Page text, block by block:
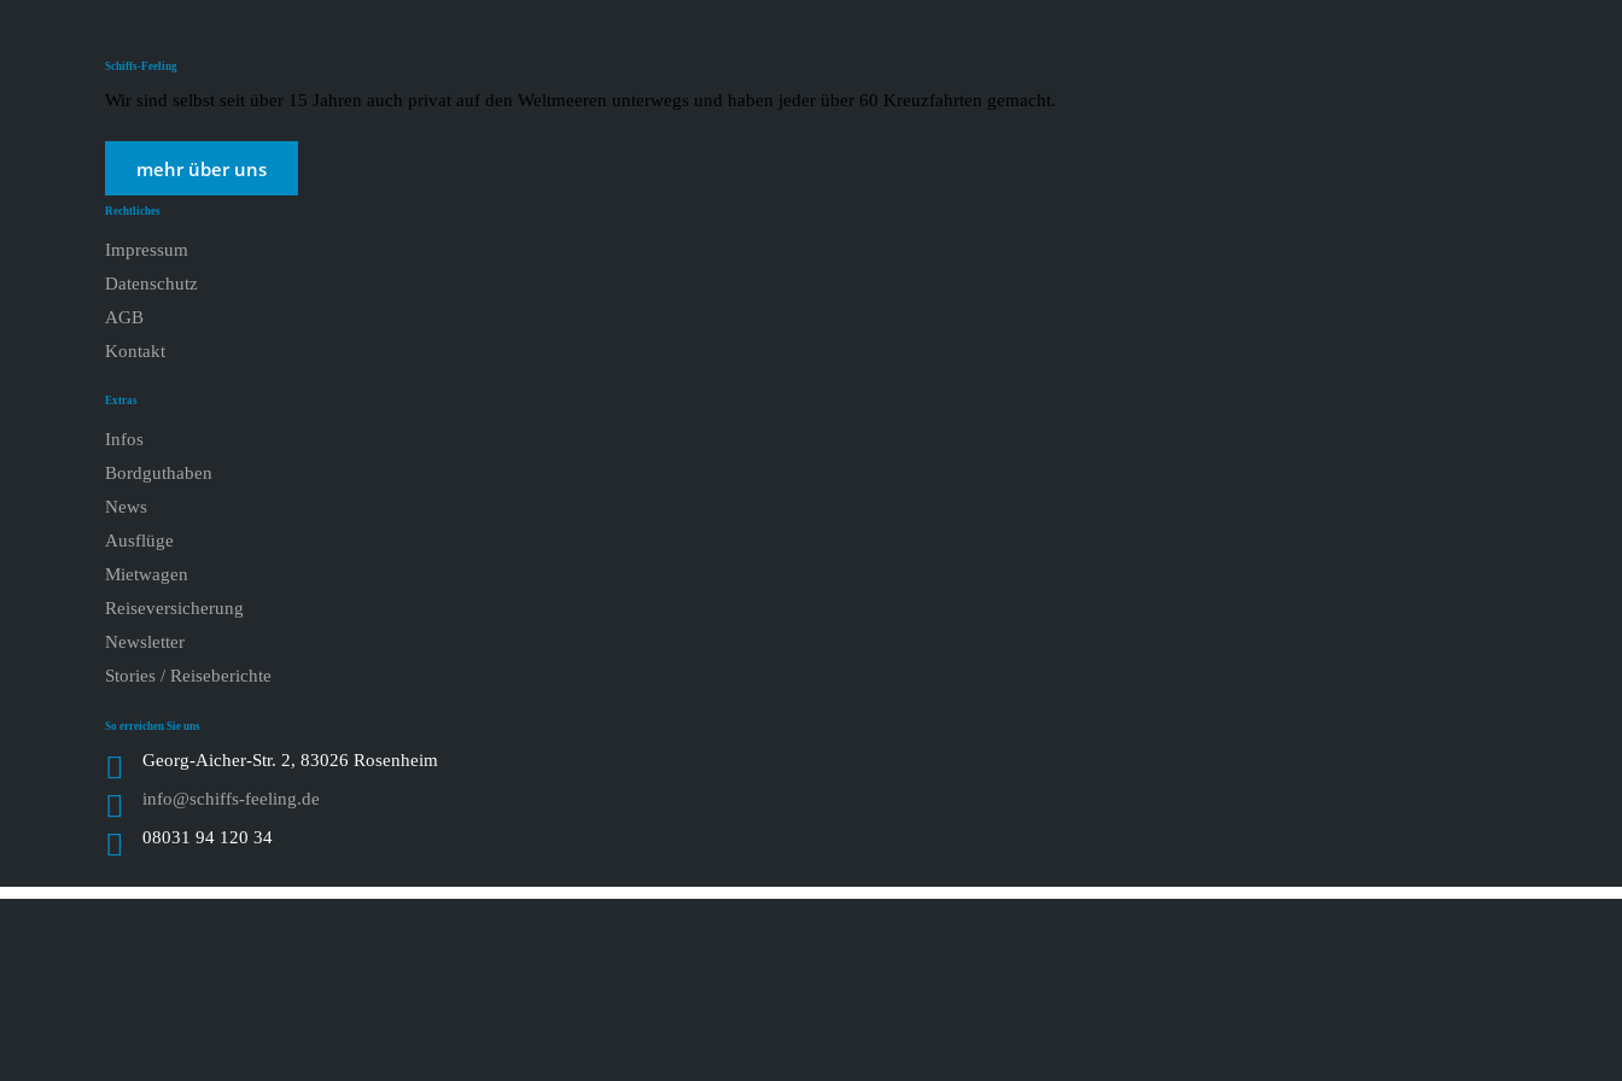
Schiffs-Feeling
Wir sind selbst seit über 15 Jahren auch privat auf den Weltmeeren unterwegs und haben jeder über 60 Kreuzfahrten gemacht.
mehr über uns
Rechtliches
Impressum
Datenschutz
AGB
Kontakt
Extras
Infos
Bordguthaben
News
Ausflüge
Mietwagen
Reiseversicherung
Newsletter
Stories / Reiseberichte
So erreichen Sie uns
Georg-Aicher-Str. 2, 83026 Rosenheim
info@schiffs-feeling.de
08031 94 120 34